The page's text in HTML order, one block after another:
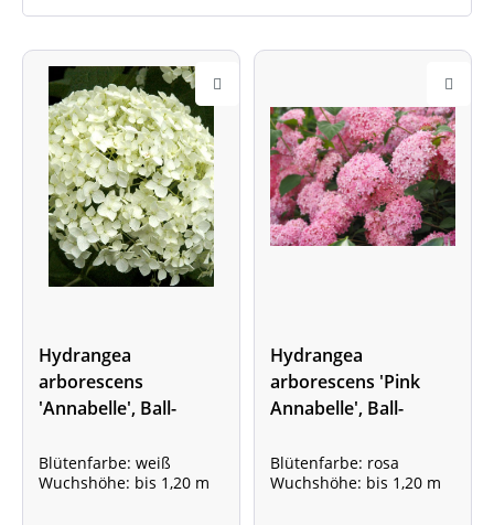
Hydrangea
arborescens
'Annabelle', Ball-
Blütenfarbe: weiß
Wuchshöhe: bis 1,20 m
Hydrangea
arborescens 'Pink
Annabelle', Ball-
Blütenfarbe: rosa
Wuchshöhe: bis 1,20 m